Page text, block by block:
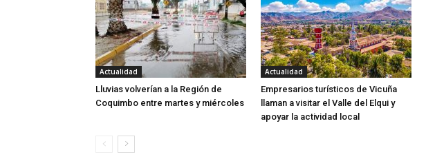
Actualidad
Lluvias volverían a la Región de
Coquimbo entre martes y miércoles
Actualidad
Empresarios turísticos de Vicuña
llaman a visitar el Valle del Elqui y
apoyar la actividad local